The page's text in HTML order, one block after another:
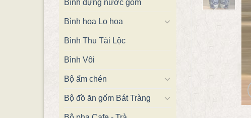
Bình đựng nước gốm
Bình hoa Lọ hoa
Bình Thu Tài Lộc
Bình Vôi
Bộ ấm chén
Bộ đồ ăn gốm Bát Tràng